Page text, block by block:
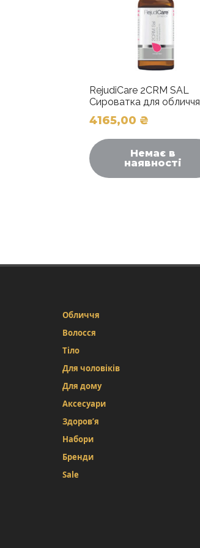
RejudiCare 2CRM SAL
Сироватка для обличчя
4165,00 ₴
Немає в
наявності
Обличчя
Волосся
Тіло
Для чоловіків
Для дому
Аксесуари
Здоров’я
Набори
Бренди
Sale